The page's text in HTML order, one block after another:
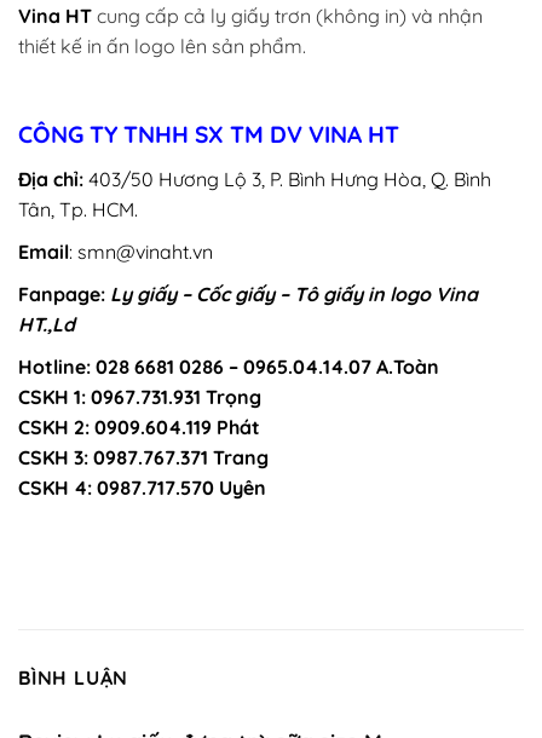
Vina HT cung cấp cả ly giấy trơn (không in) và nhận
thiết kế in ấn logo lên sản phẩm.
CÔNG TY TNHH SX TM DV VINA HT
Địa chỉ: 403/50 Hương Lộ 3, P. Bình Hưng Hòa, Q. Bình
Tân, Tp. HCM.
Email: smn@vinaht.vn
Fanpage: Ly giấy – Cốc giấy – Tô giấy in logo Vina
HT.,Ld
Hotline: 028 6681 0286 – 0965.04.14.07 A.Toàn
CSKH 1: 0967.731.931 Trọng
CSKH 2: 0909.604.119 Phát
CSKH 3: 0987.767.371 Trang
CSKH 4: 0987.717.570 Uyên
BÌNH LUẬN